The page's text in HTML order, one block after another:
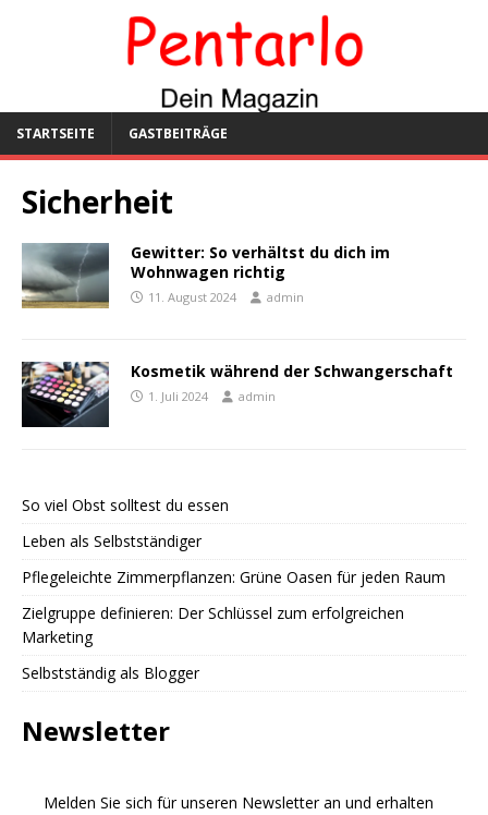
STARTSEITE GASTBEITRÄGE
Sicherheit
Gewitter: So verhältst du dich im
Wohnwagen richtig
11. August 2024 admin
Kosmetik während der Schwangerschaft
1. Juli 2024 admin
So viel Obst solltest du essen
Leben als Selbstständiger
Pflegeleichte Zimmerpflanzen: Grüne Oasen für jeden Raum
Zielgruppe definieren: Der Schlüssel zum erfolgreichen
Marketing
Selbstständig als Blogger
Newsletter
Melden Sie sich für unseren Newsletter an und erhalten